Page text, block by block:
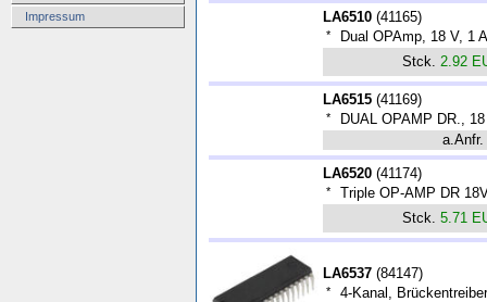
Impressum
LA6510 (41165)
*
Dual OPAmp, 18 V, 1
Stck. 2.92
LA6515 (41169)
*
DUAL OPAMP DR.,
a.Anfr.
LA6520 (41174)
*
Triple OP-AMP DR
Stck. 5.71
LA6537 (84147)
*
4-Kanal,